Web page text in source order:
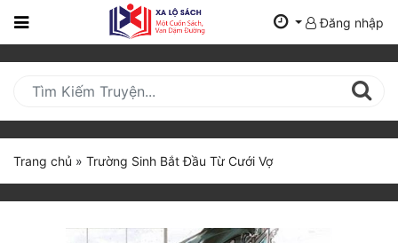
Trang
Mới
Cập
Nhật
(current)
Đăng nhập
Trang chủ » Trường Sinh Bắt Đầu Từ Cưới Vợ